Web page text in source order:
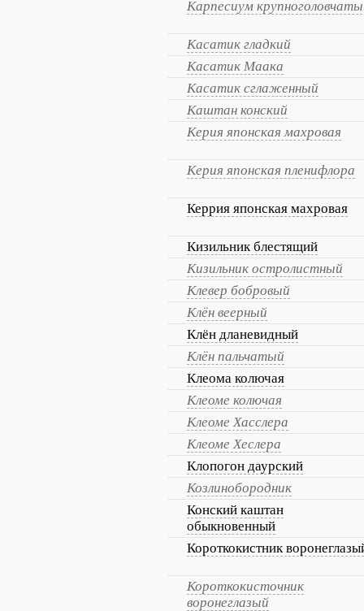
Карпесиум
Касатик гладкий
Касатик Маака
Касатик сглаженный
Каштан конский
Керия японская махровая
Керия японская пленифлора
Керрия японская махровая
Кизильник блестящий
Кизильник остролистный
Клевер бобровый
Клён веерный
Клён дланевидный
Клён пальчатый
Клеома колючая
Клеоме колючая
Клеоме Хасслера
Клеоме Хеслера
Клопогон даурский
Козлинобородник
Конский каштан
обыкновенный
Короткокистник
Короткокисточник
воронеглазый